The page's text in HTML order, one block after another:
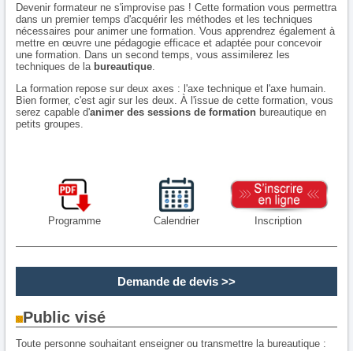
Devenir formateur ne s'improvise pas ! Cette formation vous permettra
dans un premier temps d'acquérir les méthodes et les techniques
nécessaires pour animer une formation. Vous apprendrez également à
mettre en œuvre une pédagogie efficace et adaptée pour concevoir
une formation. Dans un second temps, vous assimilerez les
techniques de la bureautique.
La formation repose sur deux axes : l'axe technique et l'axe humain.
Bien former, c'est agir sur les deux. À l'issue de cette formation, vous
serez capable d'animer des sessions de formationbureautique en
petits groupes.
Programme Calendrier Inscription
Demande de devis >>
Public visé
Toute personne souhaitant enseigner ou transmettre la bureautique :